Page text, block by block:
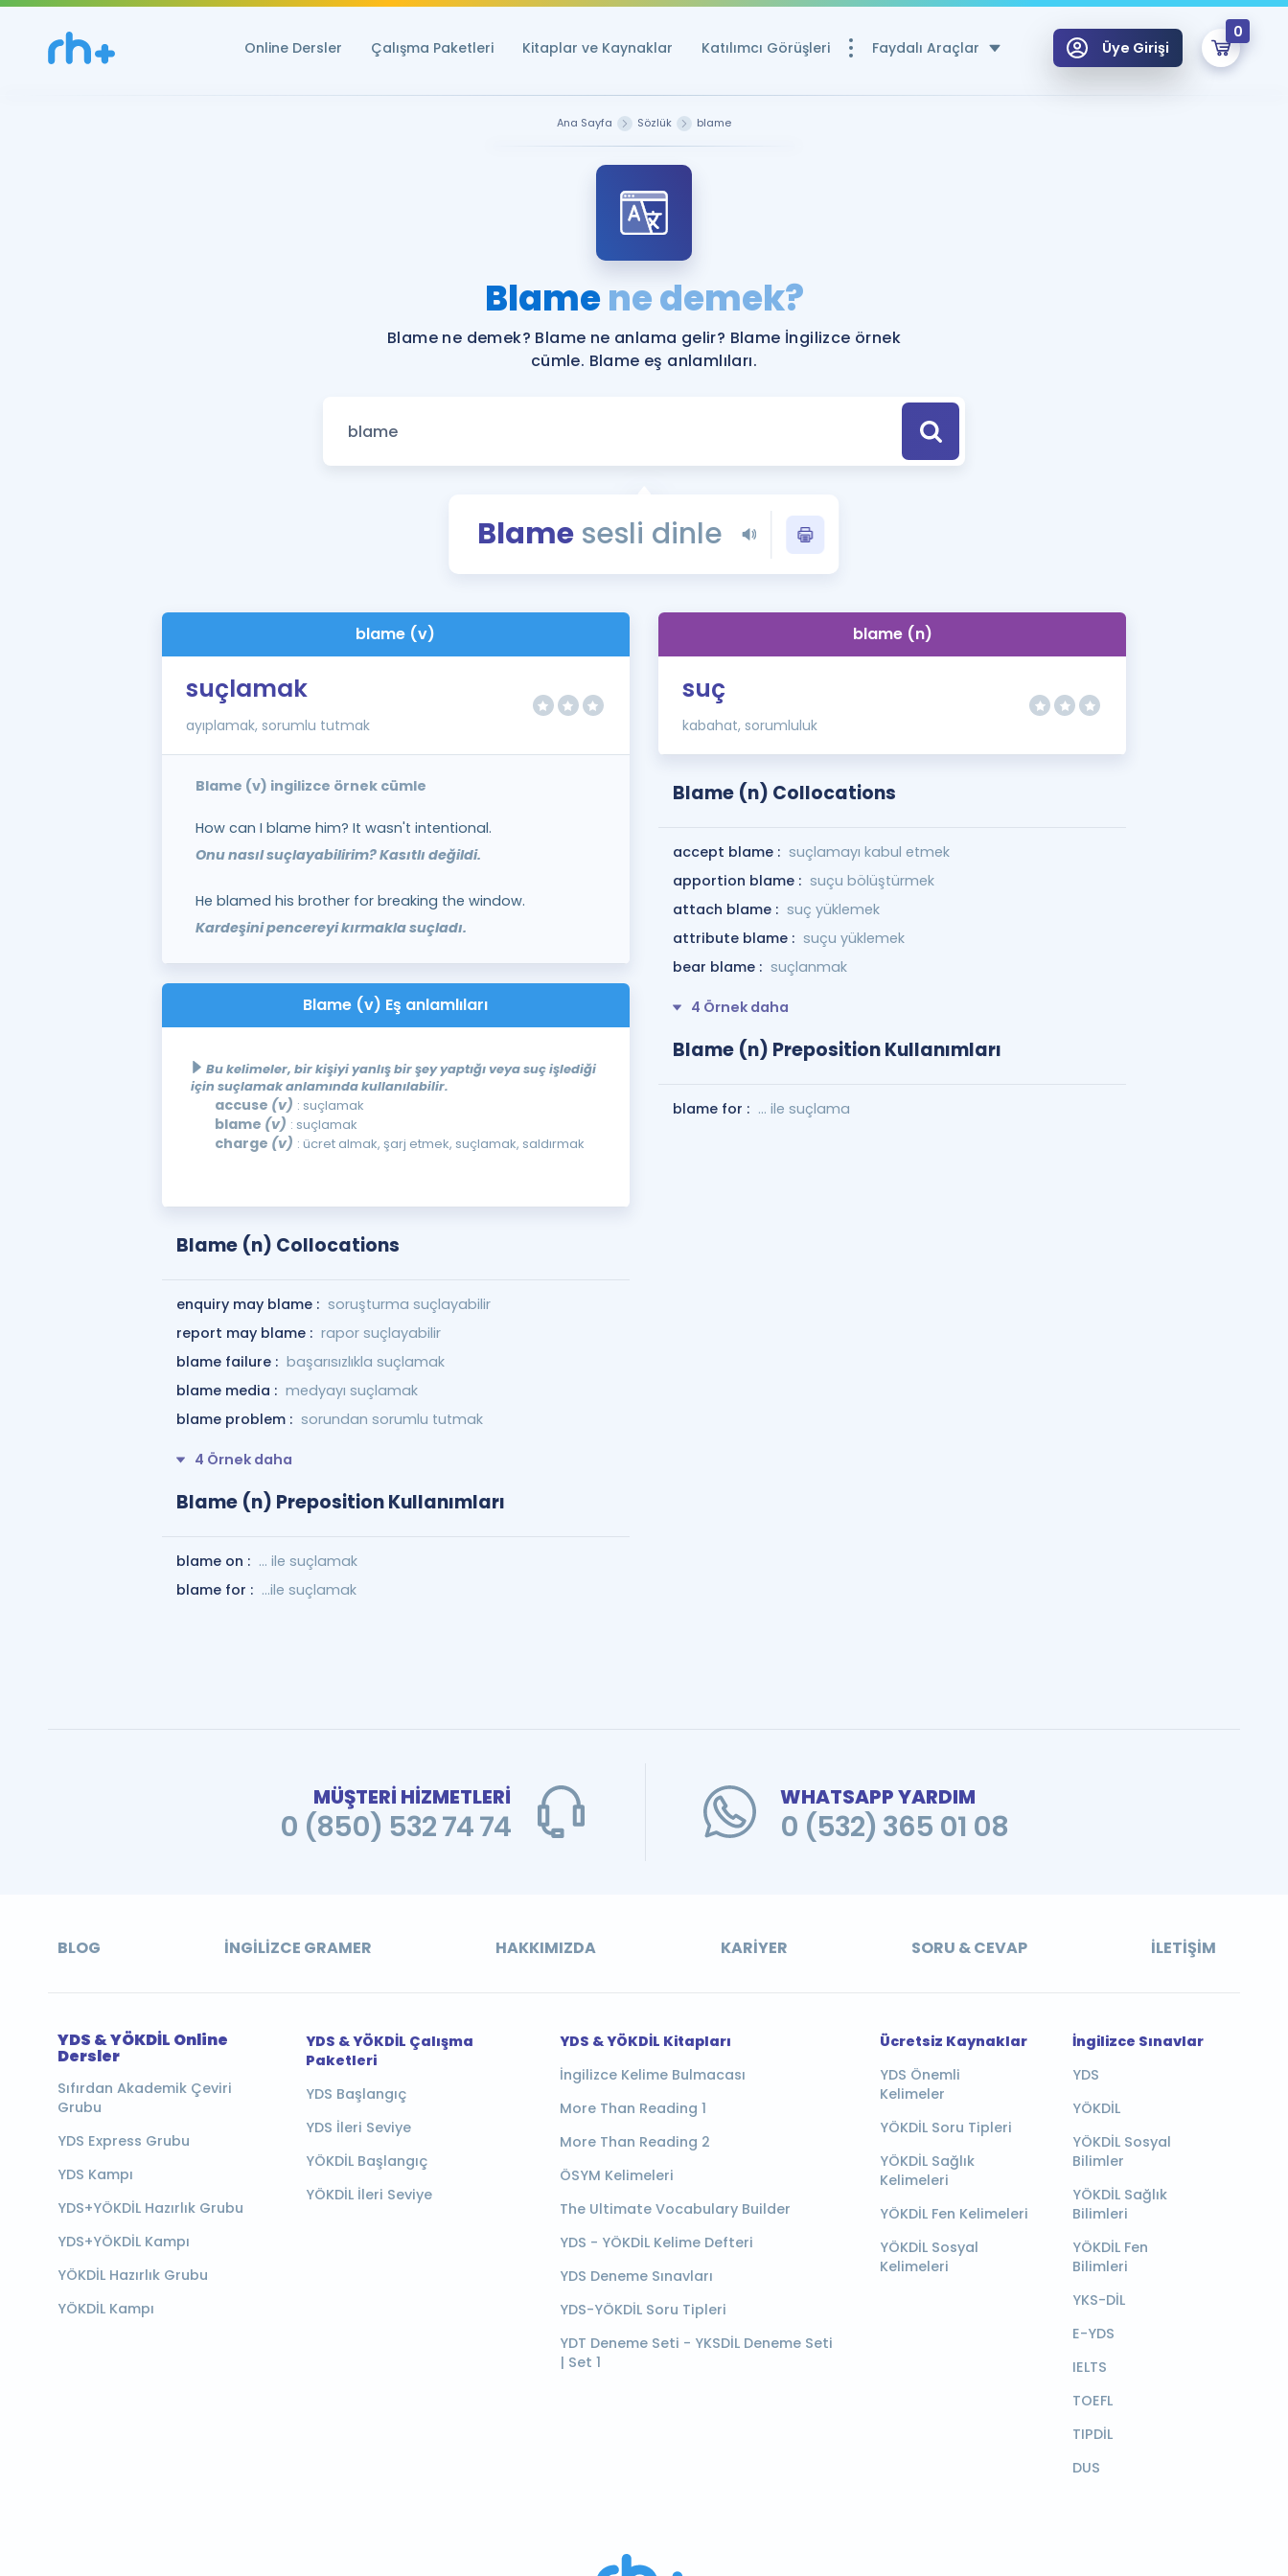
Online Dersler Çalışma Paketleri Kitaplar ve Kaynaklar Katılımcı Görüşleri Faydalı Araçlar
YDS ve YÖKDİL Puan Hesaplama Aracı
Rehberlik Aracı
YDS ve YÖKDİL'e Hazırlananlar için Öneriler
Tüm ÖSYM Sınavları Tek Takvimde
YDS - YÖKDİL Tüm Sınavlarla İlgili Haberler
İngilizce Gramer
Üye Girişi
0
Ana Sayfa Sözlük blame
Blamene demek?
Blame ne demek? Blame ne anlama gelir? Blame İngilizce örnek
cümle. Blame eş anlamlıları.
Blame sesli dinle
blame (v)
suçlamak
ayıplamak, sorumlu tutmak
Blame (v) ingilizce örnek cümle
How can I blame him? It wasn't intentional.
Onu nasıl suçlayabilirim? Kasıtlı değildi.
He blamed his brother for breaking the window.
Kardeşini pencereyi kırmakla suçladı.
Blame (v) Eş anlamlıları
Bu kelimeler, bir kişiyi yanlış bir şey yaptığı veya suç işlediği
için suçlamak anlamında kullanılabilir.
accuse (v) : suçlamak
blame (v) : suçlamak
charge (v) : ücret almak, şarj etmek, suçlamak, saldırmak
Blame (n) Collocations
enquiry may blame : soruşturma suçlayabilir
report may blame : rapor suçlayabilir
blame failure : başarısızlıkla suçlamak
blame media : medyayı suçlamak
blame problem : sorundan sorumlu tutmak
4 Örnek daha
Blame (n) Preposition Kullanımları
blame on : ... ile suçlamak
blame for : …ile suçlamak
blame (n)
suç
kabahat, sorumluluk
Blame (n) Collocations
accept blame : suçlamayı kabul etmek
apportion blame : suçu bölüştürmek
attach blame : suç yüklemek
attribute blame : suçu yüklemek
bear blame : suçlanmak
4 Örnek daha
Blame (n) Preposition Kullanımları
blame for : ... ile suçlama
MÜŞTERİ HİZMETLERİ
0 (850) 532 74 74
WHATSAPP YARDIM
0 (532) 365 01 08
BLOG İNGILIZCE GRAMER HAKKIMIZDA KARIYER SORU & CEVAP İLETIŞIM
YDS & YÖKDİL Online
Dersler
Sıfırdan Akademik Çeviri
Grubu
YDS Express Grubu
YDS Kampı
YDS+YÖKDİL Hazırlık Grubu
YDS+YÖKDİL Kampı
YÖKDİL Hazırlık Grubu
YÖKDİL Kampı
YDS & YÖKDİL Çalışma
Paketleri
YDS Başlangıç
YDS İleri Seviye
YÖKDİL Başlangıç
YÖKDİL İleri Seviye
YDS & YÖKDİL Kitapları
İngilizce Kelime Bulmacası
More Than Reading 1
More Than Reading 2
ÖSYM Kelimeleri
The Ultimate Vocabulary Builder
YDS - YÖKDİL Kelime Defteri
YDS Deneme Sınavları
YDS-YÖKDİL Soru Tipleri
YDT Deneme Seti - YKSDİL Deneme Seti
| Set 1
Ücretsiz Kaynaklar
YDS Önemli
Kelimeler
YÖKDİL Soru Tipleri
YÖKDİL Sağlık
Kelimeleri
YÖKDİL Fen Kelimeleri
YÖKDİL Sosyal
Kelimeleri
İngilizce Sınavlar
YDS
YÖKDİL
YÖKDİL Sosyal
Bilimler
YÖKDİL Sağlık
Bilimleri
YÖKDİL Fen
Bilimleri
YKS-DİL
E-YDS
IELTS
TOEFL
TIPDİL
DUS